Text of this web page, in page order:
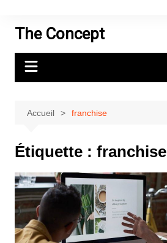
contenuThe Concept
Accueil franchise
Étiquette : franchise